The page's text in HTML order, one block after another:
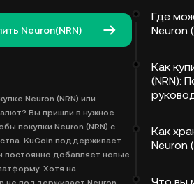
Neuron(NRN)
Neuron (NRN) или
Вы пришли в нужное
покупки Neuron (NRN) с
KuCoin поддерживает
постоянно добавляет новые
Хотя на
Где
Neuron
Как
(NRN):
Как
Neuron